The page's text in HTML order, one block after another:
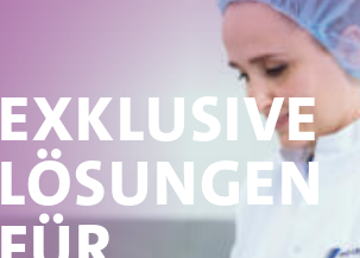
EXKLUSIVE
LÖSUNGEN